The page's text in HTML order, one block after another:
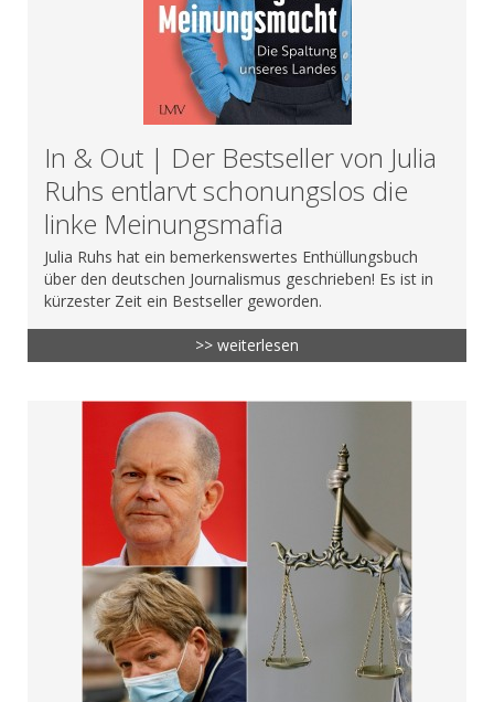
In & Out | Der Bestseller von Julia
Ruhs entlarvt schonungslos die
linke Meinungsmafia
Julia Ruhs hat ein bemerkenswertes Enthüllungsbuch
über den deutschen Journalismus geschrieben! Es ist in
kürzester Zeit ein Bestseller geworden.
>> weiterlesen